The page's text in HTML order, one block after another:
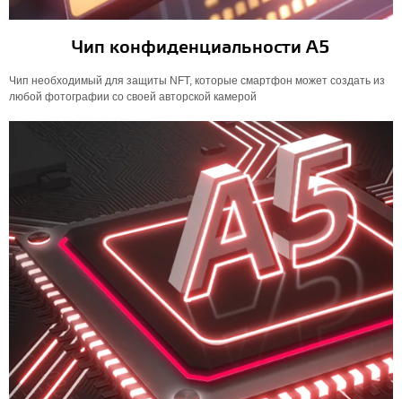
Чип конфиденциальности А5
Чип необходимый для защиты NFT, которые смартфон может создать из
любой фотографии со своей авторской камерой